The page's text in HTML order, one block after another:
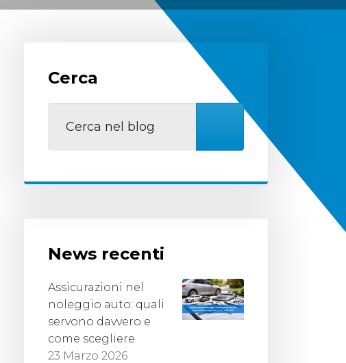
Cerca
News recenti
Assicurazioni nel
noleggio auto: quali
servono davvero e
come scegliere
23 Marzo 2026